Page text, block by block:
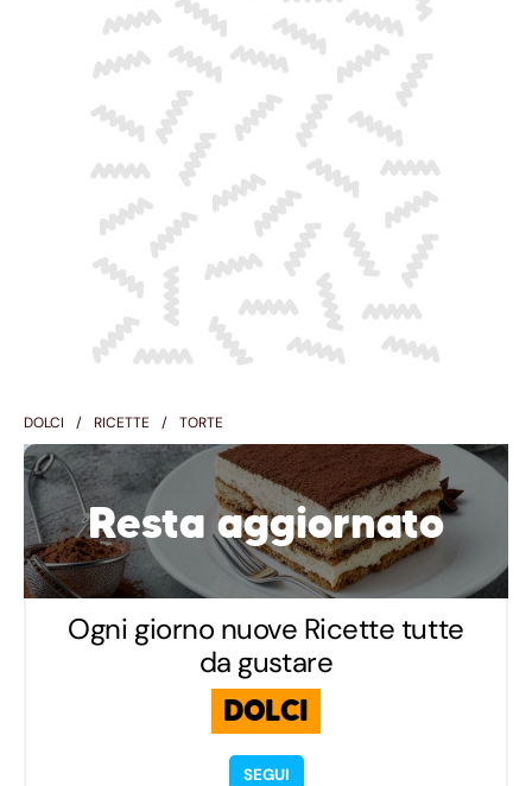
DOLCI RICETTE TORTE
Resta aggiornato
Ogni giorno nuove Ricette tutte
da gustare
DOLCI
SEGUI